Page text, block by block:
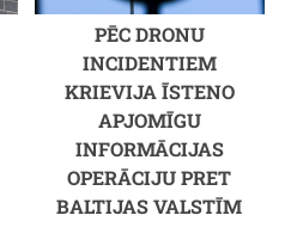
PĒC DRONU
INCIDENTIEM
KRIEVIJA ĪSTENO
APJOMĪGU
INFORMĀCIJAS
OPERĀCIJU PRET
BALTIJAS VALSTĪM